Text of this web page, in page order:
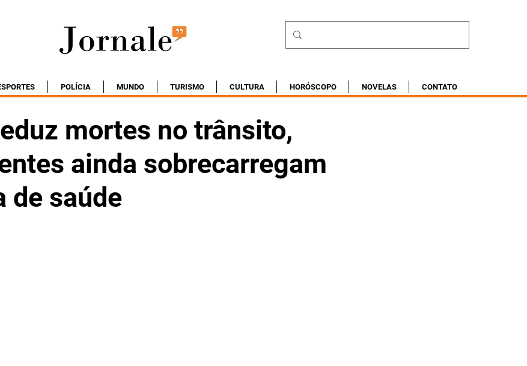
POLÍCIA MUNDO TURISMO CULTURA HORÓSCOPO NOVELAS CONTATO
mortes no trânsito,
ainda sobrecarregam
de saúde